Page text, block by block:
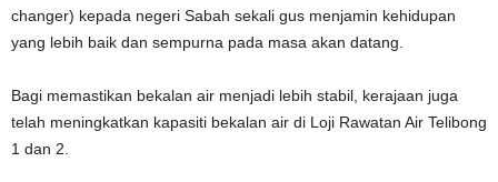
changer) kepada negeri Sabah sekali gus menjamin kehidupan
yang lebih baik dan sempurna pada masa akan datang.
Bagi memastikan bekalan air menjadi lebih stabil, kerajaan juga
telah meningkatkan kapasiti bekalan air di Loji Rawatan Air Telibong
1 dan 2.